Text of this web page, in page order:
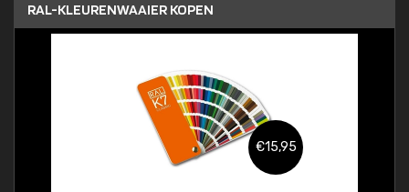
RAL-KLEURENWAAIER KOPEN
€15,95